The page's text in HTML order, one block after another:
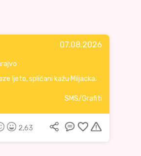
07.08.2026
ljeto, splićani kažu Miljacka.
SMS/Grafiti
2,63